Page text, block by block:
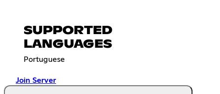
SUPPORTED
LANGUAGES
Portuguese
Join Server